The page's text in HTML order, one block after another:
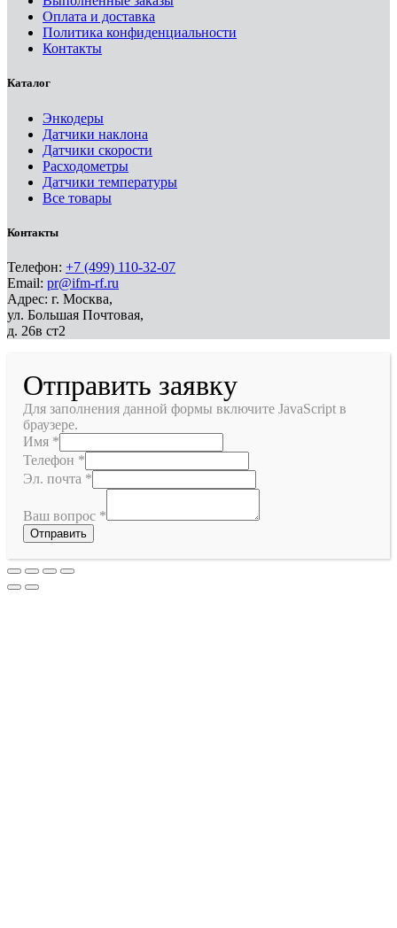
Оплата и доставка
Политика конфиденциальности
Контакты
Каталог
Энкодеры
Датчики наклона
Датчики скорости
Расходометры
Датчики температуры
Все товары
Контакты
Телефон: +7 (499) 110-32-07
Email: pr@ifm-rf.ru
Адрес: г. Москва,
ул. Большая Почтовая,
д. 26в ст2
Отправить заявку
Для заполнения данной формы включите JavaScript в
браузере.
Имя *
Телефон *
Эл. почта *
Ваш вопрос *
Отправить